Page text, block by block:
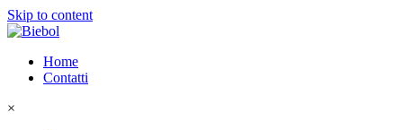
Skip to content
Home
Contatti
×